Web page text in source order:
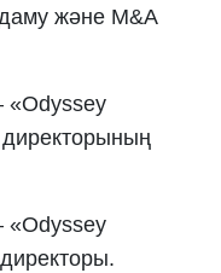
және M&A
«Odyssey
«Odyssey